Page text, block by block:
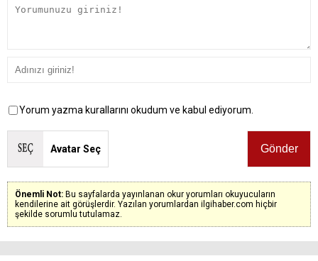
Yorum yazma kurallarını okudum ve kabul ediyorum.
Avatar Seç
Önemli Not: Bu sayfalarda yayınlanan okur yorumları okuyucuların
kendilerine ait görüşlerdir. Yazılan yorumlardan ilgihaber.com hiçbir
şekilde sorumlu tutulamaz.